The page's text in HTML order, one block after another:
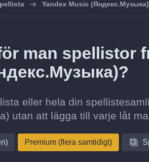
Yandex Music (Яндекс.Музыка)
man spellistor
eller hela din
utan att lägga till varje låt
Premium (flera samtidigt)